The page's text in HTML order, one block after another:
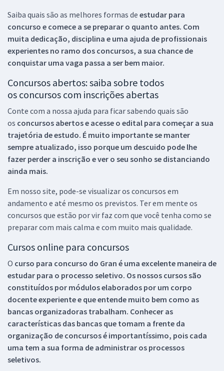
Saiba quais são as melhores formas de estudar para
concurso e comece a se preparar o quanto antes. Com
muita dedicação, disciplina e uma ajuda de profissionais
experientes no ramo dos concursos, a sua chance de
conquistar uma vaga passa a ser bem maior.
Concursos abertos: saiba sobre todos
os concursos com inscrições abertas
Conte com a nossa ajuda para ficar sabendo quais são
os concursos abertos e acesse o edital para começar a sua
trajetória de estudo. É muito importante se manter
sempre atualizado, isso porque um descuido pode lhe
fazer perder a inscrição e ver o seu sonho se distanciando
ainda mais.
Em nosso site, pode-se visualizar os concursos em
andamento e até mesmo os previstos. Ter em mente os
concursos que estão por vir faz com que você tenha como se
preparar com mais calma e com muito mais qualidade.
Cursos online para concursos
O curso para concurso do Gran é uma excelente maneira de
estudar para o processo seletivo. Os nossos cursos são
constituídos por módulos elaborados por um corpo
docente experiente e que entende muito bem como as
bancas organizadoras trabalham. Conhecer as
características das bancas que tomam a frente da
organização de concursos é importantíssimo, pois cada
uma tem a sua forma de administrar os processos
seletivos.